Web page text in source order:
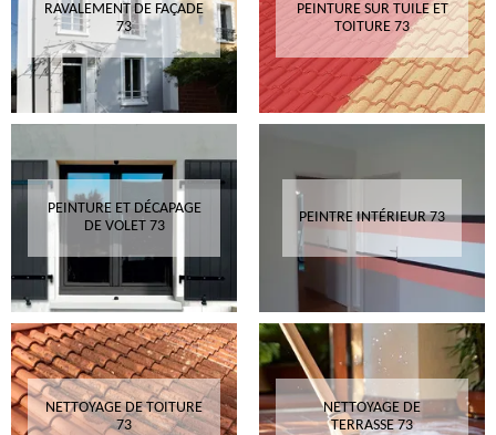
RAVALEMENT DE FAÇADE
73
PEINTURE SUR TUILE ET
TOITURE 73
PEINTURE ET DÉCAPAGE
DE VOLET 73
PEINTRE INTÉRIEUR 73
NETTOYAGE DE TOITURE
73
NETTOYAGE DE
TERRASSE 73